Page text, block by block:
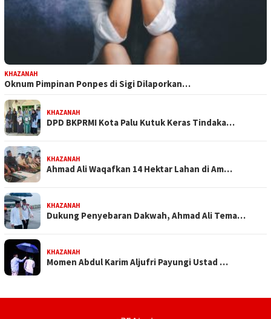
KHAZANAH
Oknum Pimpinan Ponpes di Sigi Dilaporkan…
KHAZANAH
DPD BKPRMI Kota Palu Kutuk Keras Tindaka…
KHAZANAH
Ahmad Ali Waqafkan 14 Hektar Lahan di Am…
KHAZANAH
Dukung Penyebaran Dakwah, Ahmad Ali Tema…
KHAZANAH
Momen Abdul Karim Aljufri Payungi Ustad …